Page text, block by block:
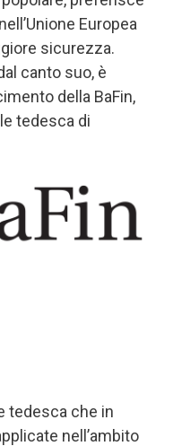
Europea
sicurezza.
canto suo, è
della BaFin,
tedesca di
tedesca che in
nell’ambito